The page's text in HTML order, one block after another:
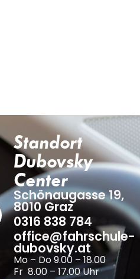
Standort
Dubovsky
Center
Schönaugasse 19,
8010 Graz
0316 838 784
office@fahrschule-
dubovsky.at
Mo – Do 9.00 – 18.00
Fr 8.00 – 17.00 Uhr